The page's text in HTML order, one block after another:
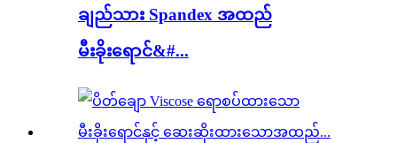
ချည်သား Spandex အထည်
မီးခိုးရောင်&#...